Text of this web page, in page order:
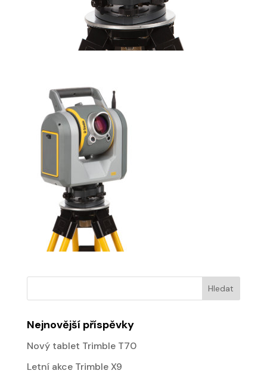
Nejnovější příspěvky
Nový tablet Trimble T70
Letní akce Trimble X9